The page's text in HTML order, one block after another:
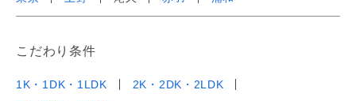
こだわり条件
1K・1DK・1LDK
2K・2DK・2LDK